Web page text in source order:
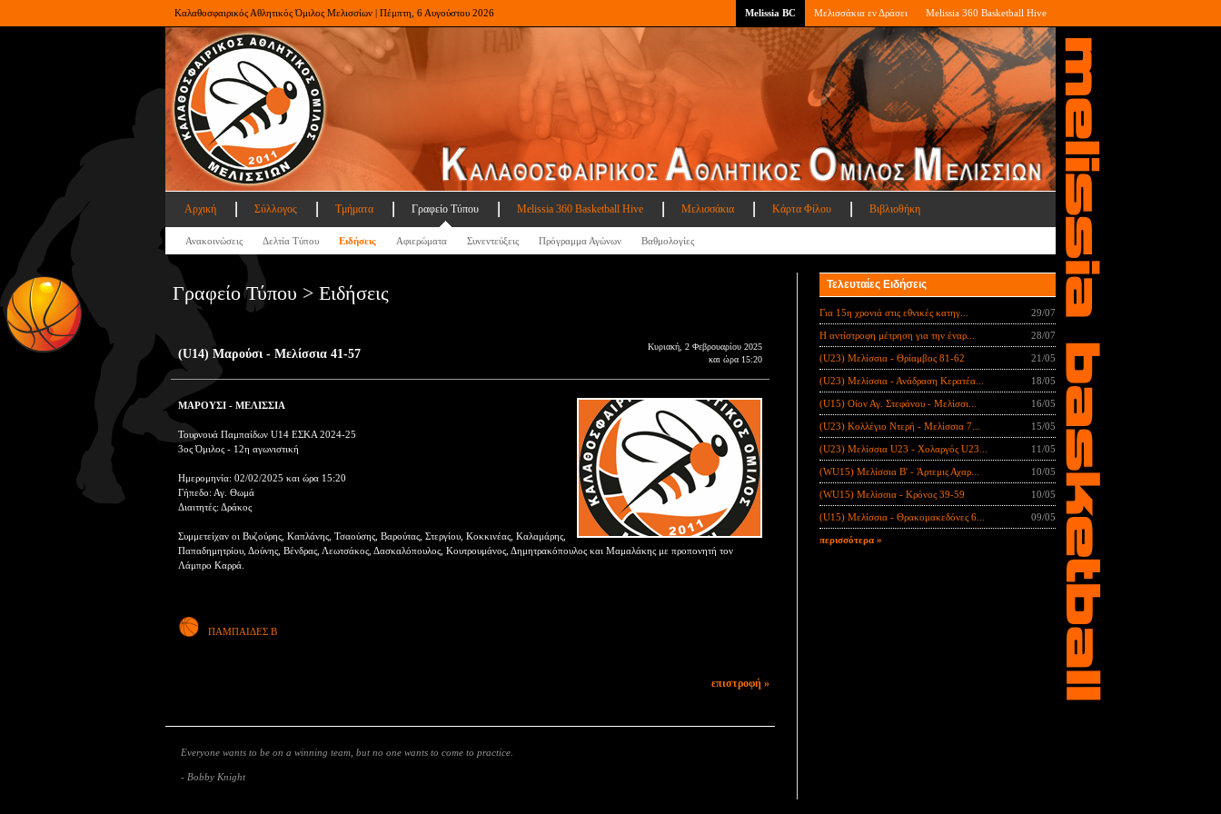
Καλαθοσφαιρικός Αθλητικός Όμιλος Μελισσίων | Πέμπτη, 6 Αυγούστου 2026 Melissia BC Μελισσάκια εν Δράσει Melissia 360 Basketball Hive
Αρχική Σύλλογος Τμήματα Γραφείο Τύπου Melissia 360 Basketball Hive Μελισσάκια Κάρτα Φίλου Βιβλιοθήκη
Ανακοινώσεις Δελτία Τύπου Ειδήσεις Αφιερώματα Συνεντεύξεις Πρόγραμμα Αγώνων Βαθμολογίες
Γραφείο Τύπου > Ειδήσεις
(U14) Μαρούσι - Μελίσσια 41-57
Κυριακή, 2 Φεβρουαρίου 2025
και ώρα 15:20
ΜΑΡΟΥΣΙ - ΜΕΛΙΣΣΙΑ
Τουρνουά Παμπαίδων U14 ΕΣΚΑ 2024-25
3ος Όμιλος - 12η αγωνιστική
Ημερομηνία: 02/02/2025 και ώρα 15:20
Γήπεδο: Αγ. Θωμά
Διαιτητές: Δράκος
Συμμετείχαν οι Βυζούρης, Καπλάνης, Τσαούσης, Βαρούτας, Στεργίου, Κοκκινέας, Καλαμάρης,
Παπαδημητρίου, Δούνης, Βένδρας, Λεωτσάκος, Δασκαλόπουλος, Κουτρουμάνος, Δημητρακόπουλος και Μαμαλάκης με προπονητή τον
Λάμπρο Καρρά.
ΠΑΜΠΑΙΔΕΣ Β
επιστροφή »
Everyone wants to be on a winning team, but no one wants to come to practice.
- Bobby Knight
Τελευταίες Ειδήσεις
Για 15η χρονιά στις εθνικές κατηγ... 29/07
Η αντίστροφη μέτρηση για την έναρ... 28/07
(U23) Μελίσσια - Θρίαμβος 81-62 21/05
(U23) Μελίσσια - Ανάδραση Κερατέα... 18/05
(U15) Οίον Αγ. Στεφάνου - Μελίσσι... 16/05
(U23) Κολλέγιο Ντερή - Μελίσσια 7... 15/05
(U23) Μελίσσια U23 - Χολαργός U23... 11/05
(WU15) Μελίσσια B' - Άρτεμις Αχαρ... 10/05
(WU15) Μελίσσια - Κρόνος 39-59 10/05
(U15) Μελίσσια - Θρακομακεδόνες 6... 09/05
περισσότερα »